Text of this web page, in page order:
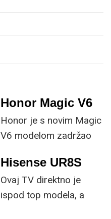
Honor Magic V6
Honor je s novim Magic
V6 modelom zadržao
specifikacije, no
istovremeno
implementirao
Hisense UR8S
Ovaj TV direktno je
ispod top modela, a